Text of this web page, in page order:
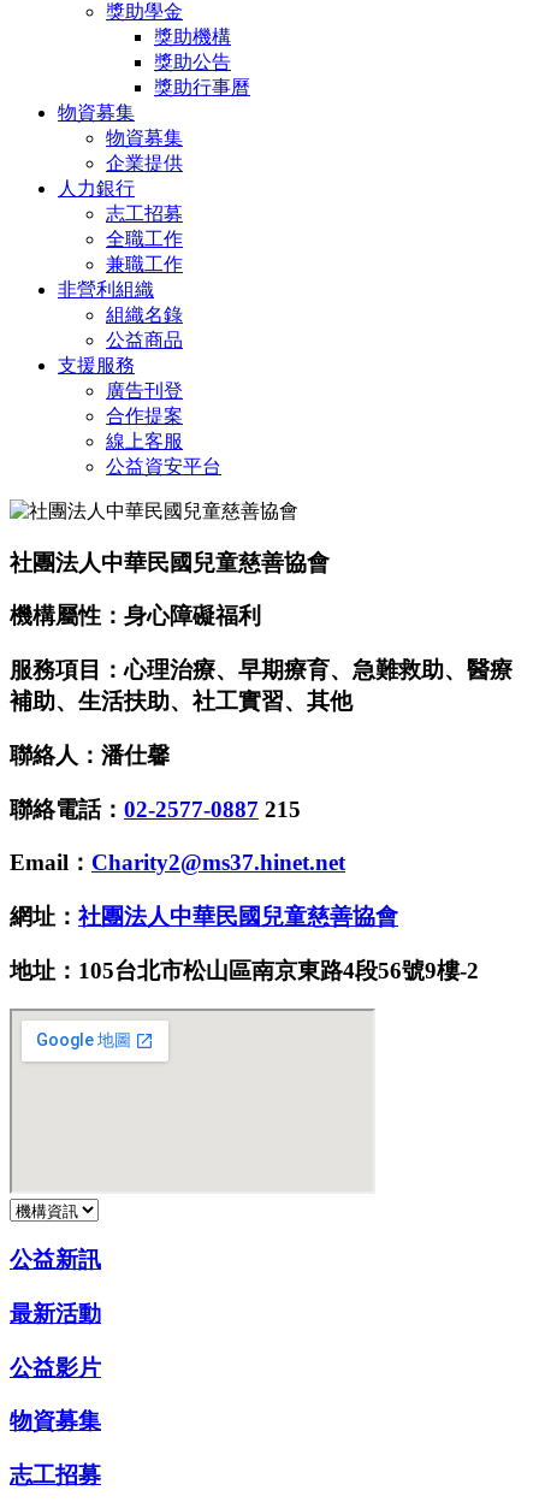
獎助學金
獎助機構
獎助公告
獎助行事曆
物資募集
物資募集
企業提供
人力銀行
志工招募
全職工作
兼職工作
非營利組織
組織名錄
公益商品
支援服務
廣告刊登
合作提案
線上客服
公益資安平台
社團法人中華民國兒童慈善協會
機構屬性：身心障礙福利
服務項目：心理治療、早期療育、急難救助、醫療
補助、生活扶助、社工實習、其他
聯絡人：潘仕馨
聯絡電話： 02-2577-0887 215
Email： Charity2@ms37.hinet.net
網址： 社團法人中華民國兒童慈善協會
地址：105台北市松山區南京東路4段56號9樓-2
公益新訊
最新活動
公益影片
物資募集
志工招募